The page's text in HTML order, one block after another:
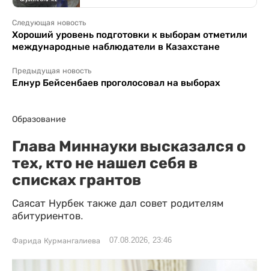
Следующая новость
Хороший уровень подготовки к выборам отметили
международные наблюдатели в Казахстане
Предыдущая новость
Елнур Бейсенбаев проголосовал на выборах
Образование
Глава Миннауки высказался о
тех, кто не нашел себя в
списках грантов
Саясат Нурбек также дал совет родителям
абитуриентов.
Фарида Курмангалиева 07.08.2026, 23:46